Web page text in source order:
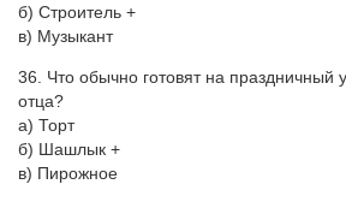
б) Строитель +
в) Музыкант
36. Что обычно готовят на праздничный
отца?
а) Торт
б) Шашлык +
в) Пирожное